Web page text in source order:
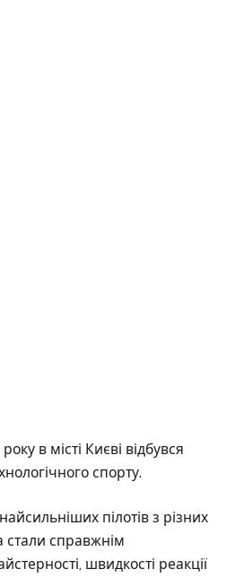
в місті Києві відбувся
спорту.
пілотів з різних
стали справжнім
швидкості реакції